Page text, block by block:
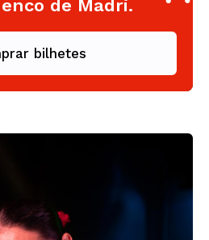
de Madri.
bilhetes